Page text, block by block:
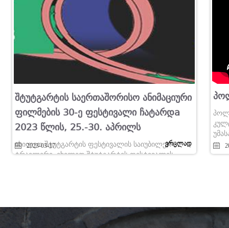
2023-03-17
Შტუტგარტის Საერთაშორისო Ანიმაციური
Ფილმების 30-Ე Ფესტივალი Ჩატარდa
2023 Წლის, 25.-30. Აპრილს
იხილეთ შტუტგარტის ფესტივალის საიუბილეო
ტრაილერი. იხილეთ შტუტგარტის ფესტივალის
ვრცლად